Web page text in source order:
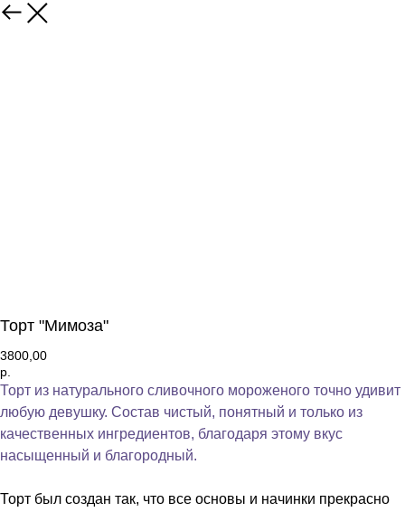
Торт "Мимоза"
3800,00
р.
Торт из натурального сливочного мороженого точно удивит
любую девушку. Состав чистый, понятный и только из
качественных ингредиентов, благодаря этому вкус
насыщенный и благородный.
Торт был создан так, что все основы и начинки прекрасно